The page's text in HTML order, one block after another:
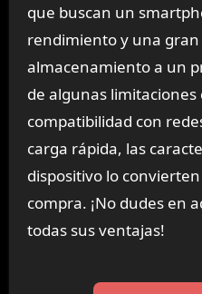
que buscan un
rendimiento y una gran
almacenamiento a un
de algunas limitaciones
compatibilidad con
carga rápida, las
dispositivo lo
compra. ¡No dudes en
todas sus ventajas!